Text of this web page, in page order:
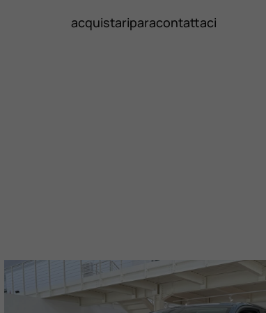
acquistariparacontattaci